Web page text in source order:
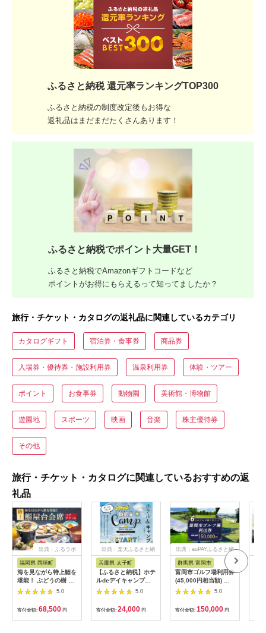
ふるさと納税 還元率ランキングTOP300
ふるさと納税の制度改定後もお得な
返礼品はまだまだたくさんあります！
ふるさと納税でポイント大量GET！
ふるさと納税でAmazonギフトコードなど
ポイントがお得にもらえるって知ってましたか？
旅行・チケット・カタログの返礼品に関連しているカテゴリ
カタログギフト 宿泊券・食事券 商品券
入場券・優待券・施設利用券 温泉利用券 体験・ツアー
ポイント お食事券 動物園 美術館・博物館
遊園地 スポーツ 映画 音楽 株主優待券
その他
旅行・チケット・カタログに関連しているおすすめの返
礼品
出典：ふるラボ
福岡県 岡垣町
海を見ながら特上鮨を
堪能！ ぶどうの樹 鮨
屋台ペア お食事券 海
鮮 海 屋台 食事 ペア
福岡県 岡垣町
5.0
寄付金額: 68,500 円
出典：楽天ふるさと納
兵庫県 太子町
【ふるさと納税】ホテ
ルdeデイキャンプ体
験チケット
【1364991】
5.0
寄付金額: 24,000 円
出典：auPAYふるさと納
群馬県 富岡市
富岡市ゴルフ場利用券
(45,000円相当額) ゴ
ルフ チケット 平日 土
日 祝日 プレー券 関東
群馬県 首都圏 F20E-
382
5.0
寄付金額: 150,000 円